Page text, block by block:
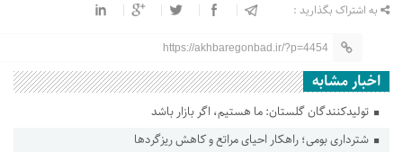
به اشتراک بگذارید :
https://akhbaregonbad.ir/?p=4454
اخبار مشابه
تولیدکنندگان گلستان: ما هستیم، اگر بازار باشد
شترداری بومی؛ راهکار احیای مراتع و کاهش ریزگردها